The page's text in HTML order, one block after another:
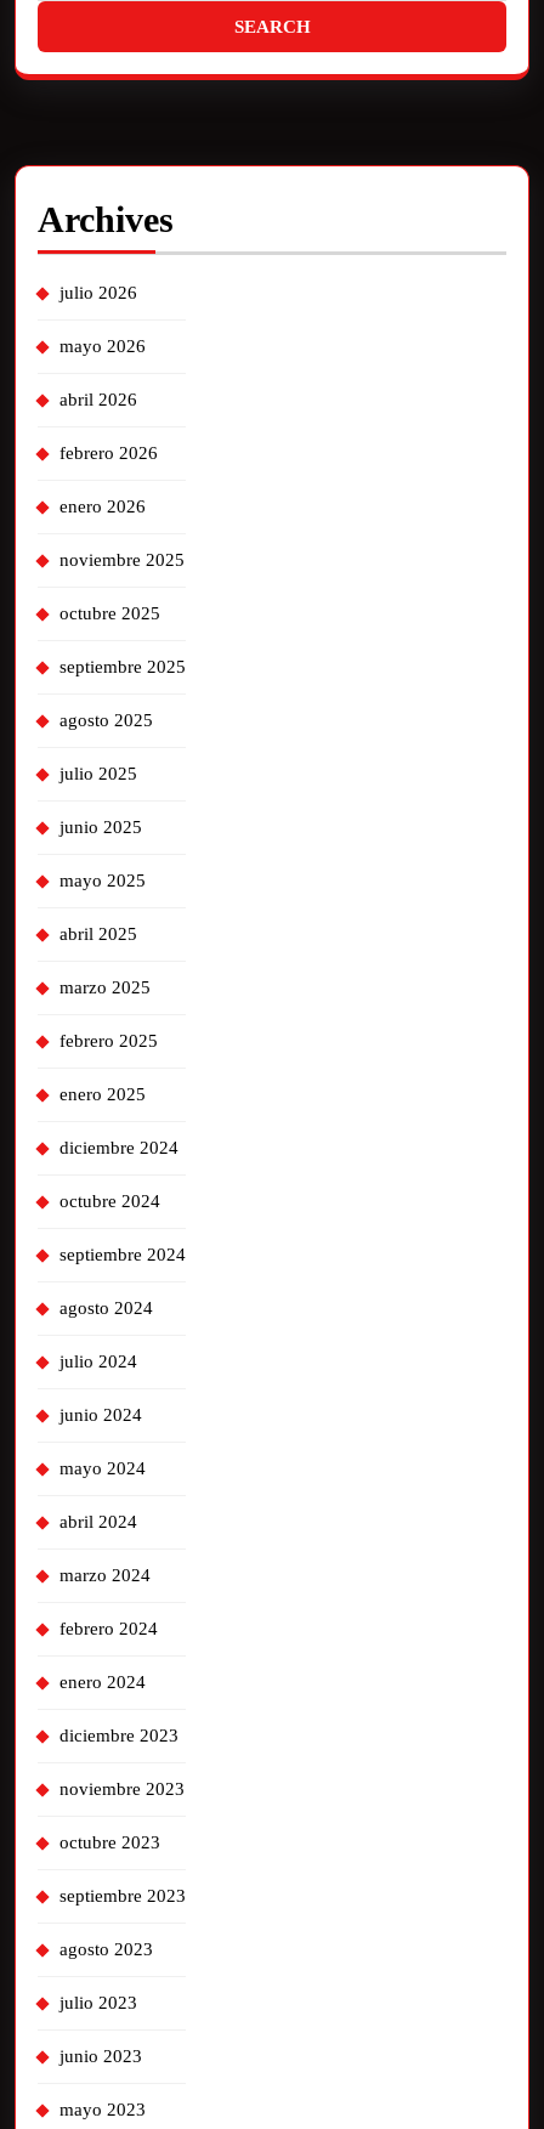
Archives
julio 2026
mayo 2026
abril 2026
febrero 2026
enero 2026
noviembre 2025
octubre 2025
septiembre 2025
agosto 2025
julio 2025
junio 2025
mayo 2025
abril 2025
marzo 2025
febrero 2025
enero 2025
diciembre 2024
octubre 2024
septiembre 2024
agosto 2024
julio 2024
junio 2024
mayo 2024
abril 2024
marzo 2024
febrero 2024
enero 2024
diciembre 2023
noviembre 2023
octubre 2023
septiembre 2023
agosto 2023
julio 2023
junio 2023
mayo 2023